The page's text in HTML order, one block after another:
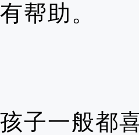
有帮助。
孩子一般都